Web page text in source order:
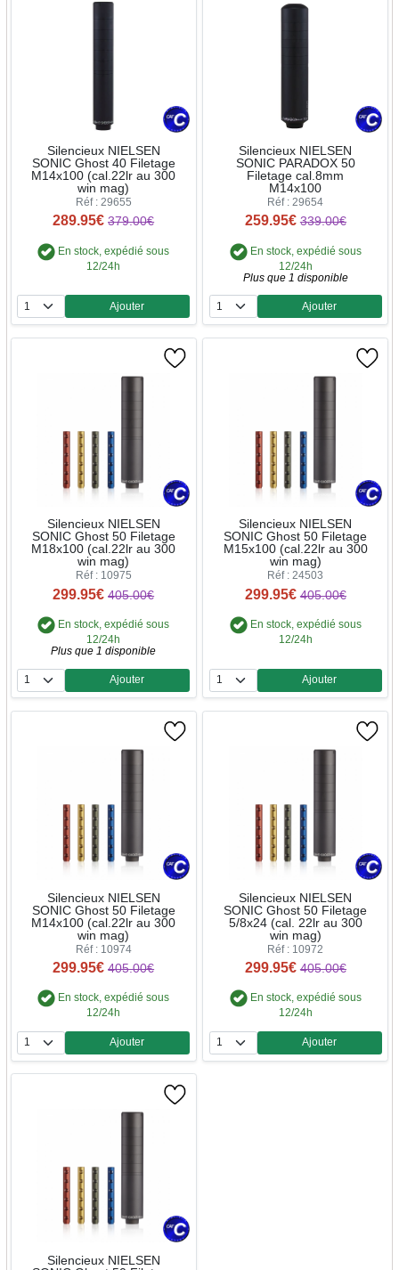
Silencieux NIELSEN
SONIC Ghost 40 Filetage
M14x100 (cal.22lr au 300
win mag)
Réf : 29655
289.95€ 379.00€
En stock, expédié sous
12/24h
Quantité
Ajouter
Silencieux NIELSEN
SONIC PARADOX 50
Filetage cal.8mm
M14x100
Réf : 29654
259.95€ 339.00€
En stock, expédié sous
12/24h
Plus que 1 disponible
Quantité
Ajouter
Silencieux NIELSEN
SONIC Ghost 50 Filetage
M18x100 (cal.22lr au 300
win mag)
Réf : 10975
299.95€ 405.00€
En stock, expédié sous
12/24h
Plus que 1 disponible
Quantité
Ajouter
Silencieux NIELSEN
SONIC Ghost 50 Filetage
M15x100 (cal.22lr au 300
win mag)
Réf : 24503
299.95€ 405.00€
En stock, expédié sous
12/24h
Quantité
Ajouter
Silencieux NIELSEN
SONIC Ghost 50 Filetage
M14x100 (cal.22lr au 300
win mag)
Réf : 10974
299.95€ 405.00€
En stock, expédié sous
12/24h
Quantité
Ajouter
Silencieux NIELSEN
SONIC Ghost 50 Filetage
5/8x24 (cal. 22lr au 300
win mag)
Réf : 10972
299.95€ 405.00€
En stock, expédié sous
12/24h
Quantité
Ajouter
Silencieux NIELSEN